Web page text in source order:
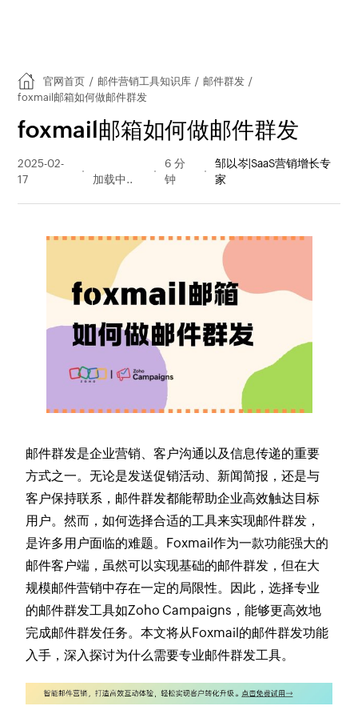
官网首页 / 邮件营销工具知识库 / 邮件群发 /
foxmail邮箱如何做邮件群发
foxmail邮箱如何做邮件群发
2025-02-
17
量
6 分
钟
邹以岑|SaaS营销增长专
家
邮件群发是企业营销、客户沟通以及信息传递的重要
方式之一。无论是发送促销活动、新闻简报，还是与
客户保持联系，邮件群发都能帮助企业高效触达目标
用户。然而，如何选择合适的工具来实现邮件群发，
是许多用户面临的难题。Foxmail作为一款功能强大的
邮件客户端，虽然可以实现基础的邮件群发，但在大
规模邮件营销中存在一定的局限性。因此，选择专业
的邮件群发工具如Zoho Campaigns，能够更高效地
完成邮件群发任务。本文将从Foxmail的邮件群发功能
入手，深入探讨为什么需要专业邮件群发工具。